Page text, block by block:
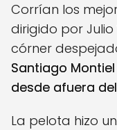
Corrían los
dirigido por
córner
Santiago
desde afuera
La pelota hizo